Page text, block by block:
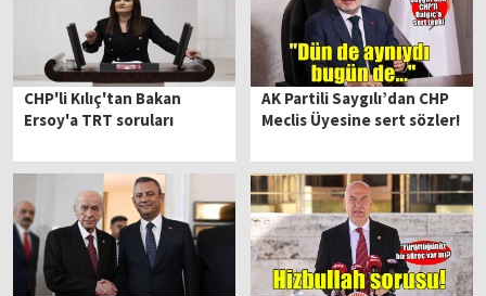
CHP'li Kılıç'tan Bakan
Ersoy'a TRT soruları
AK Partili Saygılı’dan CHP
Meclis Üyesine sert sözler!